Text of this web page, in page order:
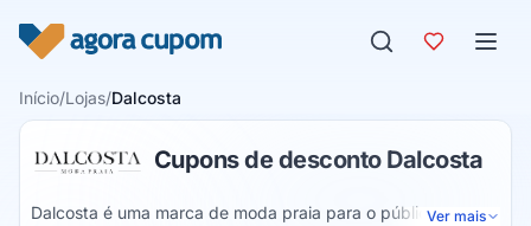
Início/Lojas/Dalcosta
Cupons de desconto Dalcosta
Dalcosta é uma marca de moda praia para o públicoVer mais